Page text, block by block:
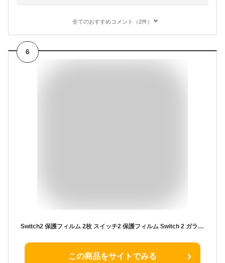
全てのおすすめコメント（2件）
6
Switch2 保護フィルム 2枚 スイッチ2 保護フィルム Switch 2 ガラス フィルム switch2 本体 フィルム Switch2 保護 フィルム スイッチ2 フィルム カバー Nintendo Switch 2 画面保護 楽天 液晶保護 Switch2 ケース 併用可 ブルーライト カット 99％ FIRME
この商品をサイトでみる